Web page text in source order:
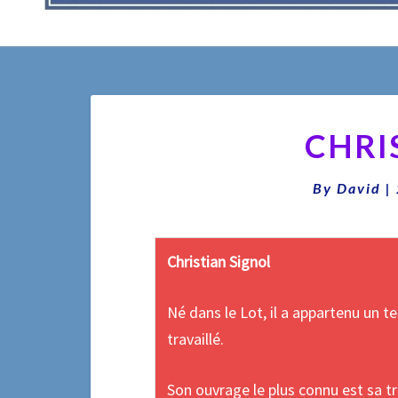
ByDavid |
Christian Signol
Né dans le Lot, il a appartenu un
travaillé.
Son ouvrage le plus connu est sa